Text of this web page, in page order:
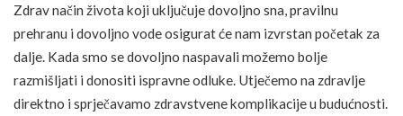
Zdrav način života koji uključuje dovoljno sna, pravilnu
prehranu i dovoljno vode osigurat će nam izvrstan početak za
dalje. Kada smo se dovoljno naspavali možemo bolje
razmišljati i donositi ispravne odluke. Utječemo na zdravlje
direktno i sprječavamo zdravstvene komplikacije u budućnosti.